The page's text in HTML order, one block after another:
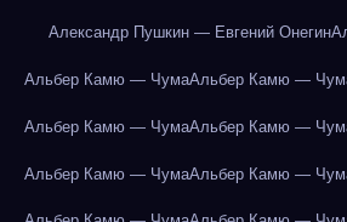
Александр Пушкин — Евгений Онегин
Альбер Камю — ЧумаАльбер Камю —
Альбер Камю — ЧумаАльбер Камю —
Альбер Камю — ЧумаАльбер Камю —